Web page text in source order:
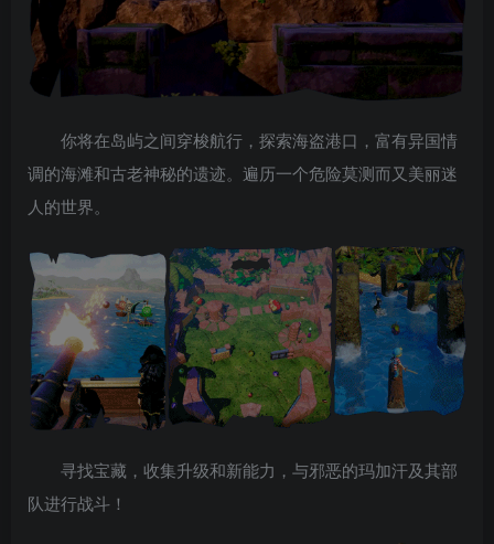
你将在岛屿之间穿梭航行，探索海盗港口，富有异国情
调的海滩和古老神秘的遗迹。遍历一个危险莫测而又美丽迷
人的世界。
寻找宝藏，收集升级和新能力，与邪恶的玛加汗及其部
队进行战斗！